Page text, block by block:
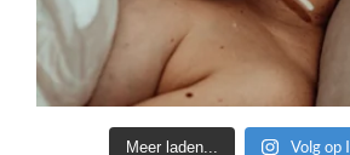
Meer laden... Volg op